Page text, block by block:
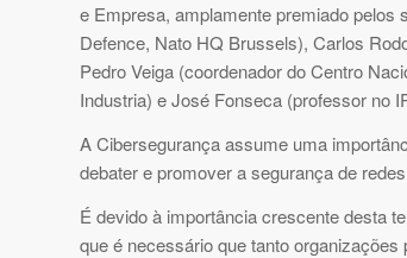
e Empresa, amplamente premiado
Defence, Nato HQ Brussels), Carlos
Pedro Veiga (coordenador do Centro
Industria) e José Fonseca (professor no
A Cibersegurança assume uma
debater e promover a segurança de
É devido à importância crescente desta
que é necessário que tanto